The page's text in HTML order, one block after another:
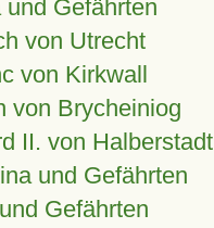
und Gefährten
von Utrecht
von Kirkwall
von Brycheiniog
II. von Halberstadt
und Gefährten
Gefährten